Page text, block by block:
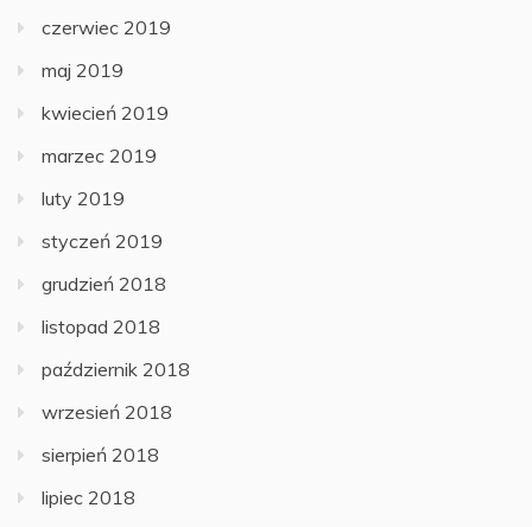
czerwiec 2019
maj 2019
kwiecień 2019
marzec 2019
luty 2019
styczeń 2019
grudzień 2018
listopad 2018
październik 2018
wrzesień 2018
sierpień 2018
lipiec 2018